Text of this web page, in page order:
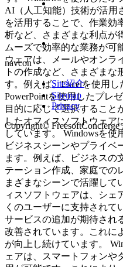
AI（人工知能）技術が活用
を活用することで、作業効
析など、さまざまな利点が
ムーズで効率的な業務が可
ウェアは、メールやオンラ
トの作成など、さまざまな
す。例えば、Excelを使用し
PowerPointを使用したプレ
目的に応じて選択すること
したオフィスソフトウェア
しています。 Windowsを使
ビジネスシーンやプライベ
ます。例えば、ビジネスの
テーション作成、家庭での
まざまなシーンで活躍して
ィスソフトウェアは、シェ
くのユーザーに支持されて
サービスの追加が期待され
改善されています。これに
が向上し続けています。
ェアは、スマートフォンや
navcon
Site紹介
Sitemap
Privacy
Copyright©